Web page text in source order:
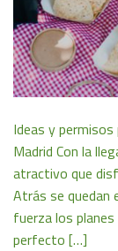
Ideas y permisos
Madrid Con la
atractivo que
Atrás se quedan
fuerza los
perfecto […]